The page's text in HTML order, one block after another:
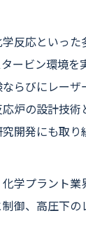
反応といっ
ービン環境
らびにレー
炉の設計技
開発にも取り
学プラント
御、高圧下